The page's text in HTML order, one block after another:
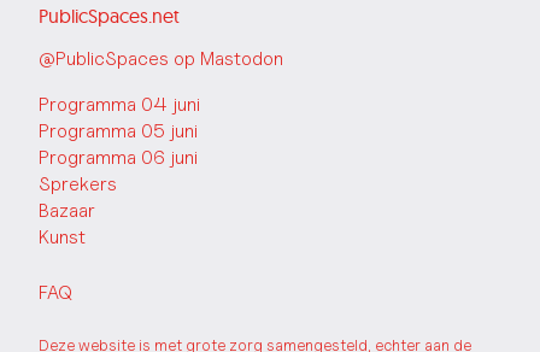
PublicSpaces.net
@PublicSpaces op Mastodon
Programma 04 juni
Programma 05 juni
Programma 06 juni
Sprekers
Bazaar
Kunst
FAQ
Deze website is met grote zorg samengesteld, echter aan de